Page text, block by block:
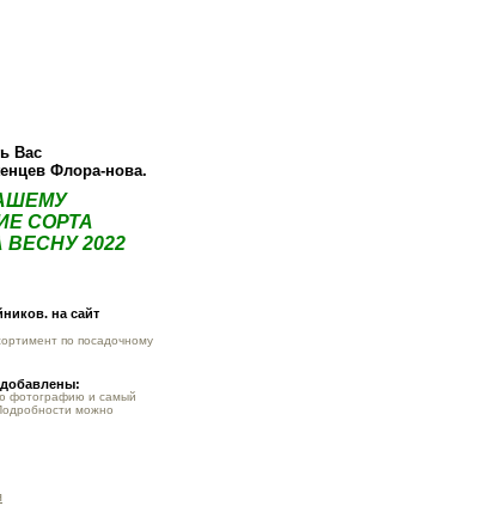
Вас
Флора-нова.
СОРТА
2022
на сайт
по посадочному
фотографию и самый
можно